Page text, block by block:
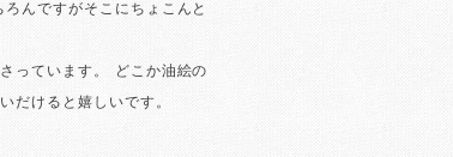
んですがそこにちょこんと
っています。 どこか油絵の
だけると嬉しいです。